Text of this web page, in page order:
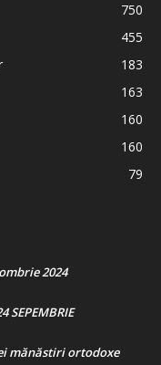
750
455
183
163
160
160
79
2024
SEPEMBRIE
mănăstiri ortodoxe